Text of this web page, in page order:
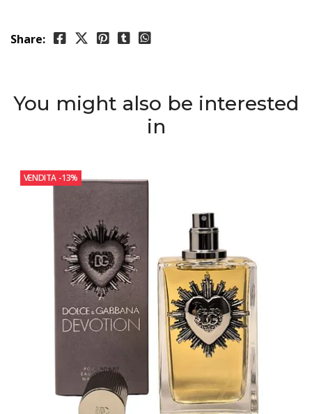
Share:
You might also be interested
in
VENDITA -13%